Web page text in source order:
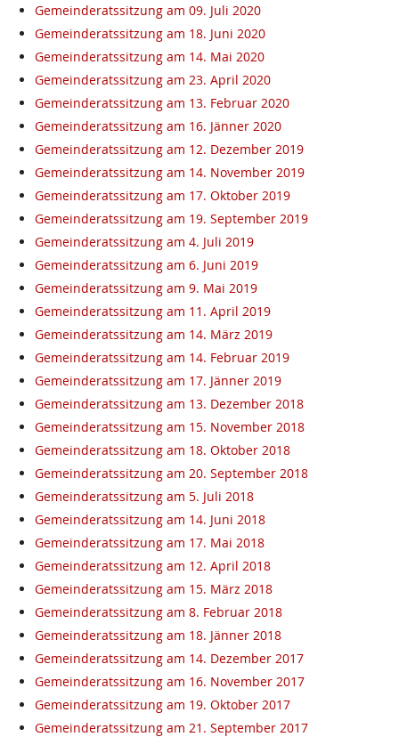
Gemeinderatssitzung am 09. Juli 2020
Gemeinderatssitzung am 18. Juni 2020
Gemeinderatssitzung am 14. Mai 2020
Gemeinderatssitzung am 23. April 2020
Gemeinderatssitzung am 13. Februar 2020
Gemeinderatssitzung am 16. Jänner 2020
Gemeinderatssitzung am 12. Dezember 2019
Gemeinderatssitzung am 14. November 2019
Gemeinderatssitzung am 17. Oktober 2019
Gemeinderatssitzung am 19. September 2019
Gemeinderatssitzung am 4. Juli 2019
Gemeinderatssitzung am 6. Juni 2019
Gemeinderatssitzung am 9. Mai 2019
Gemeinderatssitzung am 11. April 2019
Gemeinderatssitzung am 14. März 2019
Gemeinderatssitzung am 14. Februar 2019
Gemeinderatssitzung am 17. Jänner 2019
Gemeinderatssitzung am 13. Dezember 2018
Gemeinderatssitzung am 15. November 2018
Gemeinderatssitzung am 18. Oktober 2018
Gemeinderatssitzung am 20. September 2018
Gemeinderatssitzung am 5. Juli 2018
Gemeinderatssitzung am 14. Juni 2018
Gemeinderatssitzung am 17. Mai 2018
Gemeinderatssitzung am 12. April 2018
Gemeinderatssitzung am 15. März 2018
Gemeinderatssitzung am 8. Februar 2018
Gemeinderatssitzung am 18. Jänner 2018
Gemeinderatssitzung am 14. Dezember 2017
Gemeinderatssitzung am 16. November 2017
Gemeinderatssitzung am 19. Oktober 2017
Gemeinderatssitzung am 21. September 2017